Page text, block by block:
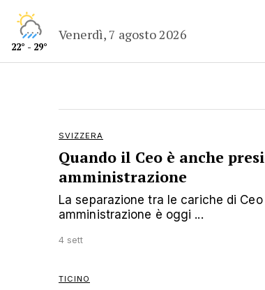
22° - 29°
Venerdì, 7 agosto 2026
SVIZZERA
Quando il Ceo è anche
amministrazione
La separazione tra le cariche di
amministrazione è oggi ...
4 sett
TICINO